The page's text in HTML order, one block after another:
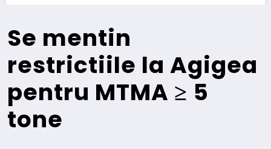
Se mentin
restrictiile la Agigea
pentru MTMA ≥ 5
tone